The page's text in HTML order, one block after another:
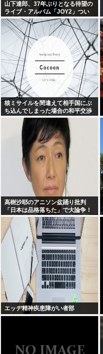
山下達郎、37年ぶりとなる待望の
ライブ・アルバム「JOY2」つい
に完成、10月14日に発売
核ミサイルを間違えて相手国にぶ
ち込んでしまった場合の和平交渉
って
高樹沙耶のアニソン盆踊り批判
「日本は品格落ちた」で大論争！
過去の大麻発言にも飛び火…「炎
上気味なので」自ら幕引き図る
エッヂ精神疾患障がい者部